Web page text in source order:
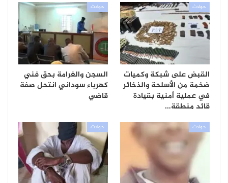
حوادث
القبض على شبكة وكميات
ضخمة من الأسلحة والذخائر
في عملية أمنية بقيادة
قائد منطقة…
حوادث
السجن والغرامة بحق فني
كهرباء سوداني انتحل صفة
قاضي
حوادث حوادث